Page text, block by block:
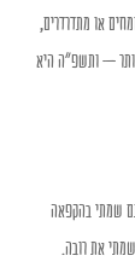
או מתדרדרים,
– ותשפ"ה היא
שמתי בהקפאה
את רובה.